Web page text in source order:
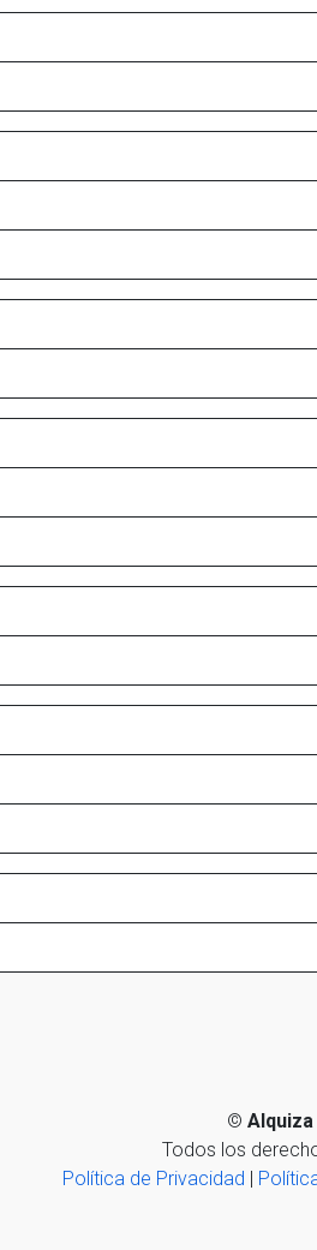
© Alquiza
Todos los
Política de Privacidad |